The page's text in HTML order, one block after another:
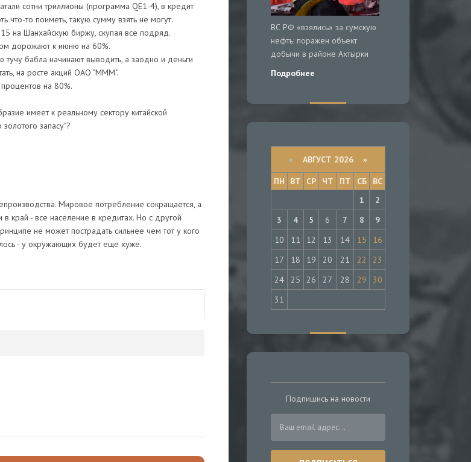
сотни триллионы (программа QE1-4), в кредит
то поиметь, такую сумму взять не могут.
на Шанхайскую биржу, скупая все подряд.
дорожают к июню на 60%.
бабла начинают выводить, а заодно и деньги
на росте акций ОАО "МММ".
на 80%.
имеет к реальному сектору китайской
запасу"?
Мировое потребление сокращается, а
в край - все население в кредитах. Но с другой
не может пострадать сильнее чем тот у кого
- у окружающих будет еще хуже.
ВС РФ «взялись» за сумскую
нефть: поражен объект
добычи в районе Ахтырки
Подробнее
« АВГУСТ 2026 »
ПН
ВТ СР ЧТ ПТ СБ
ВС
1
2
3
4 5 6 7 8
9
10
11 12 13 14 15
16
17
18 19 20 21 22
23
24
25 26 27 28 29
30
31
Подпишись на новости